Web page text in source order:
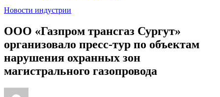
Новости индустрии
ООО «Газпром трансгаз Сургут»
организовало пресс-тур по объектам
нарушения охранных зон
магистрального газопровода